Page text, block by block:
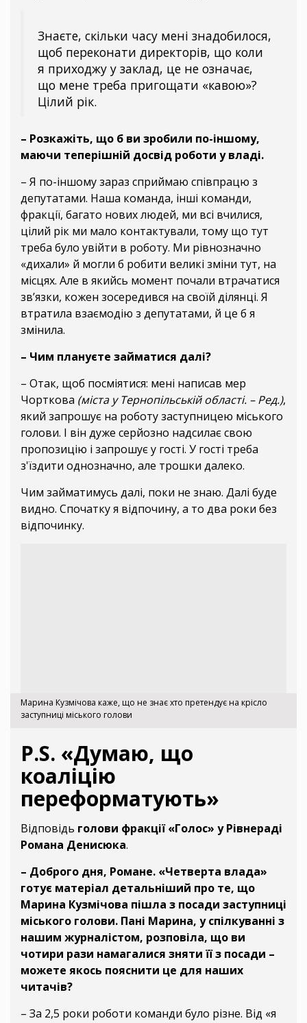
Знаєте, скільки часу мені знадобилося,
щоб переконати директорів, що коли
я приходжу у заклад, це не означає,
що мене треба пригощати «кавою»?
Цілий рік.
– Розкажіть, що б ви зробили по-іншому,
маючи теперішній досвід роботи у владі.
– Я по-іншому зараз сприймаю співпрацю з
депутатами. Наша команда, інші команди,
фракції, багато нових людей, ми всі вчилися,
цілий рік ми мало контактували, тому що тут
треба було увійти в роботу. Ми рівнозначно
«дихали» й могли б робити великі зміни тут, на
місцях. Але в якийсь момент почали втрачатися
зв’язки, кожен зосередився на своїй ділянці. Я
втратила взаємодію з депутатами, й це б я
змінила.
– Чим плануєте займатися далі?
– Отак, щоб посміятися: мені написав мер
Чорткова (міста у Тернопільській області. – Ред.),
який запрошує на роботу заступницею міського
голови. І він дуже серйозно надсилає свою
пропозицію і запрошує у гості. У гості треба
з'їздити однозначно, але трошки далеко.
Чим займатимусь далі, поки не знаю. Далі буде
видно. Спочатку я відпочину, а то два роки без
відпочинку.
Марина Кузмічова каже, що не знає хто претендує на крісло
заступниці міського голови
P.S. «Думаю, що
коаліцію
переформатують»
Відповідь голови фракції «Голос» у Рівнераді
Романа Денисюка.
– Доброго дня, Романе. «Четверта влада»
готує матеріал детальніший про те, що
Марина Кузмічова пішла з посади заступниці
міського голови. Пані Марина, у спілкуванні з
нашим журналістом, розповіла, що ви
чотири рази намагалися зняти її з посади –
можете якось пояснити це для наших
читачів?
– За 2,5 роки роботи команди було різне. Від «я